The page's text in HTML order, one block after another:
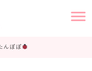
んぽぽ